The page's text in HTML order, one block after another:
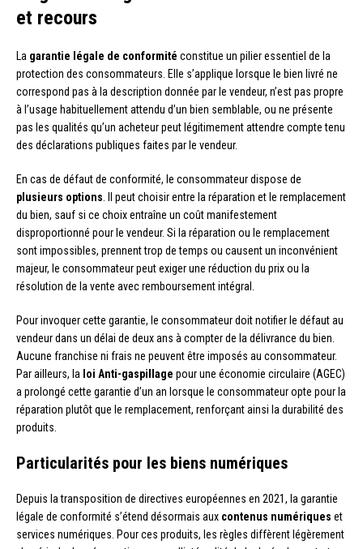
et recours
La garantie légale de conformité constitue un pilier essentiel de la
protection des consommateurs. Elle s’applique lorsque le bien livré ne
correspond pas à la description donnée par le vendeur, n’est pas propre
à l’usage habituellement attendu d’un bien semblable, ou ne présente
pas les qualités qu’un acheteur peut légitimement attendre compte tenu
des déclarations publiques faites par le vendeur.
En cas de défaut de conformité, le consommateur dispose de
plusieurs options . Il peut choisir entre la réparation et le remplacement
du bien, sauf si ce choix entraîne un coût manifestement
disproportionné pour le vendeur. Si la réparation ou le remplacement
sont impossibles, prennent trop de temps ou causent un inconvénient
majeur, le consommateur peut exiger une réduction du prix ou la
résolution de la vente avec remboursement intégral.
Pour invoquer cette garantie, le consommateur doit notifier le défaut au
vendeur dans un délai de deux ans à compter de la délivrance du bien.
Aucune franchise ni frais ne peuvent être imposés au consommateur.
Par ailleurs, la loi Anti-gaspillage pour une économie circulaire (AGEC)
a prolongé cette garantie d’un an lorsque le consommateur opte pour la
réparation plutôt que le remplacement, renforçant ainsi la durabilité des
produits.
Particularités pour les biens numériques
Depuis la transposition de directives européennes en 2021, la garantie
légale de conformité s’étend désormais aux contenus numériques et
services numériques. Pour ces produits, les règles diffèrent légèrement